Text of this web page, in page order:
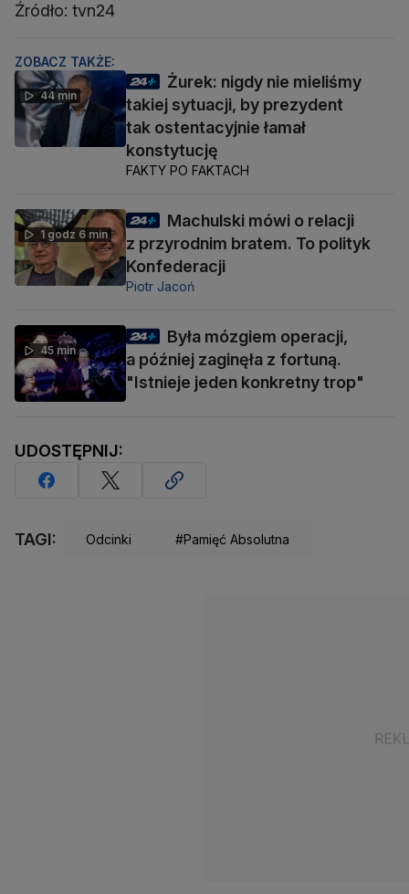
Źródło: tvn24
ZOBACZ TAKŻE:
44 min
Żurek: nigdy nie mieliśmy
takiej sytuacji, by prezydent
tak ostentacyjnie łamał
konstytucję
FAKTY PO FAKTACH
1 godz 6 min
Machulski mówi o relacji
z przyrodnim bratem. To polityk
Konfederacji
Piotr Jacoń
45 min
Była mózgiem operacji,
a później zaginęła z fortuną.
"Istnieje jeden konkretny trop"
UDOSTĘPNIJ:
TAGI: Odcinki #Pamięć Absolutna